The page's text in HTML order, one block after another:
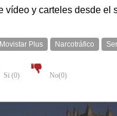
vídeo y carteles desde el
Movistar Plus Narcotráfico
Si (0) No(0)